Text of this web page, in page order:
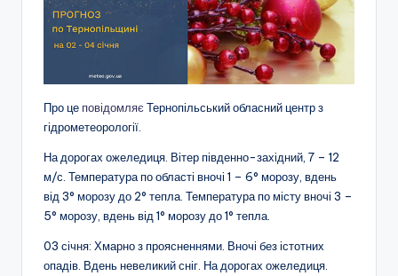
Про це повідомляє Тернопільський обласний центр з
гідрометеорології.
На дорогах ожеледиця. Вітер південно-західний, 7 – 12
м/с. Температура по області вночі 1 – 6° морозу, вдень
від 3° морозу до 2° тепла. Температура по місту вночі 3 –
5° морозу, вдень від 1° морозу до 1° тепла.
03 січня: Хмарно з проясненнями. Вночі без істотних
опадів. Вдень невеликий сніг. На дорогах ожеледиця.